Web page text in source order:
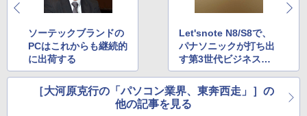
ソーテックブランドの
PCはこれからも継続的
に出荷する
Let'snote N8/S8で、
パナソニックが打ち出
す第3世代ビジネスモ
バイル
［大河原克行の「パソコン業界、東奔西走」］の
他の記事を見る